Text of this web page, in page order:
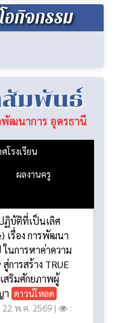
อกิจกรรม
สัมพันธ์
พัฒนาการ อุดรธานี
โรงเรียน
ผลงานครู
ฏิบัติที่เป็นเลิศ
เรื่อง การพัฒนา
นการหาค่าความ
การสร้าง TRUE
เสริมศักยภาพผู้
า ดาวน์โหลด
พ.ค. 2569 |
: